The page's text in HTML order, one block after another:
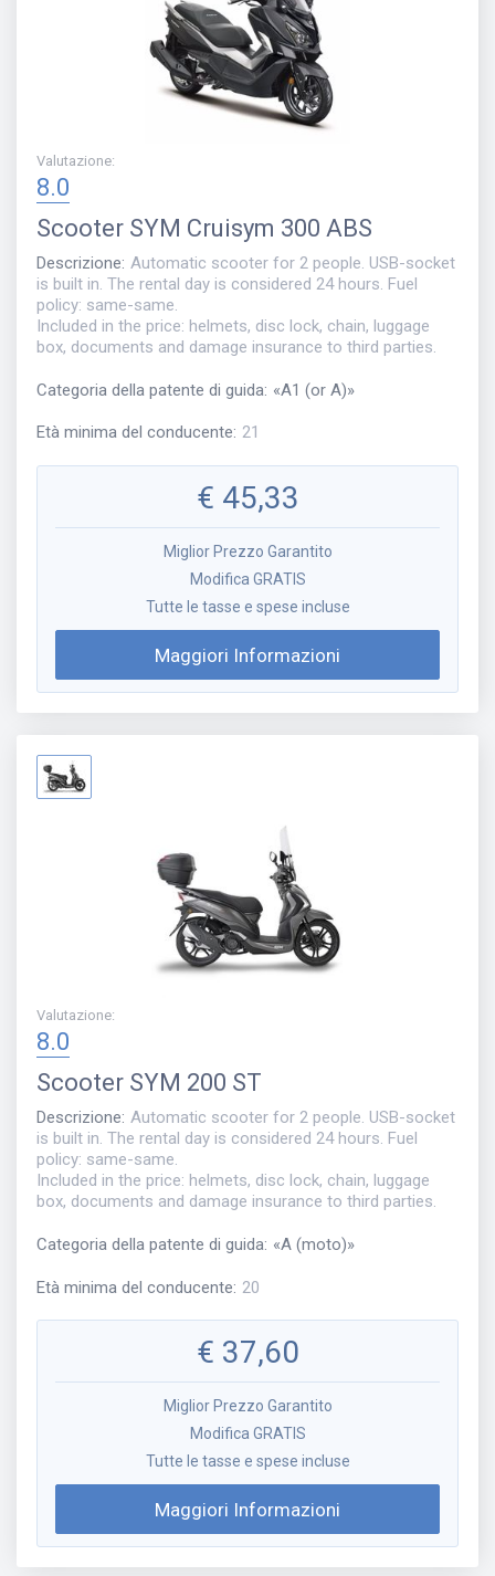
Valutazione:
8.0
Scooter SYM Cruisym 300 ABS
Descrizione: Automatic scooter for 2 people. USB-socket
is built in. The rental day is considered 24 hours. Fuel
policy: same-same.
Included in the price: helmets, disc lock, chain, luggage
box, documents and damage insurance to third parties.
Categoria della patente di guida: «A1 (or A)»
Età minima del conducente: 21
€ 45,33
Miglior Prezzo Garantito
Modifica GRATIS
Tutte le tasse e spese incluse
Maggiori Informazioni
Valutazione:
8.0
Scooter SYM 200 ST
Descrizione: Automatic scooter for 2 people. USB-socket
is built in. The rental day is considered 24 hours. Fuel
policy: same-same.
Included in the price: helmets, disc lock, chain, luggage
box, documents and damage insurance to third parties.
Categoria della patente di guida: «A (moto)»
Età minima del conducente: 20
€ 37,60
Miglior Prezzo Garantito
Modifica GRATIS
Tutte le tasse e spese incluse
Maggiori Informazioni